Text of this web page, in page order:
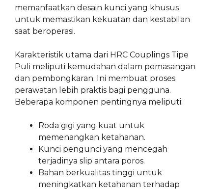
memanfaatkan desain kunci yang khusus
untuk memastikan kekuatan dan kestabilan
saat beroperasi.
Karakteristik utama dari HRC Couplings Tipe
Puli meliputi kemudahan dalam pemasangan
dan pembongkaran. Ini membuat proses
perawatan lebih praktis bagi pengguna.
Beberapa komponen pentingnya meliputi:
Roda gigi yang kuat untuk
memenangkan ketahanan.
Kunci pengunci yang mencegah
terjadinya slip antara poros.
Bahan berkualitas tinggi untuk
meningkatkan ketahanan terhadap